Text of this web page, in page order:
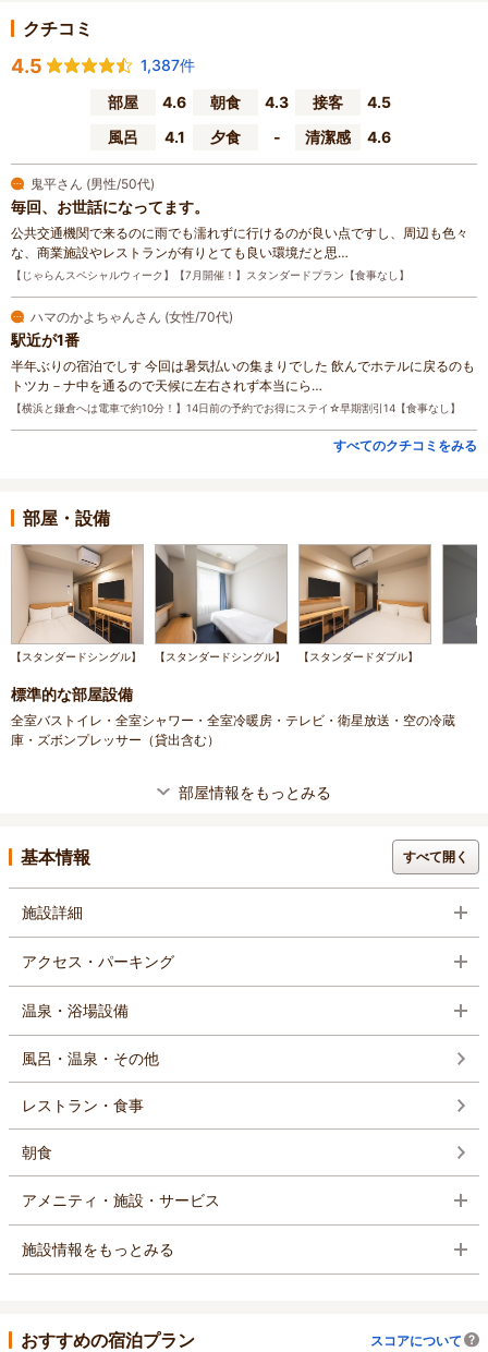
クチコミ
4.5
1,387件
部屋
4.6 朝食 4.3 接客
4.5
風呂
4.1 夕食 - 清潔感 4.6
鬼平さん (男性/50代)
毎回、お世話になってます。
公共交通機関で来るのに雨でも濡れずに行けるのが良い点ですし、周辺も色々
な、商業施設やレストランが有りとても良い環境だと思…
【じゃらんスペシャルウィーク】【7月開催！】スタンダードプラン【食事なし】
ハマのかよちゃんさん (女性/70代)
駅近が1番
半年ぶりの宿泊でしす 今回は暑気払いの集まりでした 飲んでホテルに戻るのも
トツカ－ナ中を通るので天候に左右されず本当にら…
【横浜と鎌倉へは電車で約10分！】14日前の予約でお得にステイ☆早期割引14【食事なし】
すべてのクチコミをみる
部屋・設備
【スタンダードシングル】 【スタンダードシングル】 【スタンダードダブル】
標準的な部屋設備
全室バストイレ・全室シャワー・全室冷暖房・テレビ・衛星放送・空の冷蔵
庫・ズボンプレッサー（貸出含む）
部屋情報をもっとみる
基本情報 すべて開く
施設詳細
アクセス・パーキング
温泉・浴場設備
風呂・温泉・その他
レストラン・食事
朝食
アメニティ・施設・サービス
施設情報をもっとみる
おすすめの宿泊プラン スコアについて